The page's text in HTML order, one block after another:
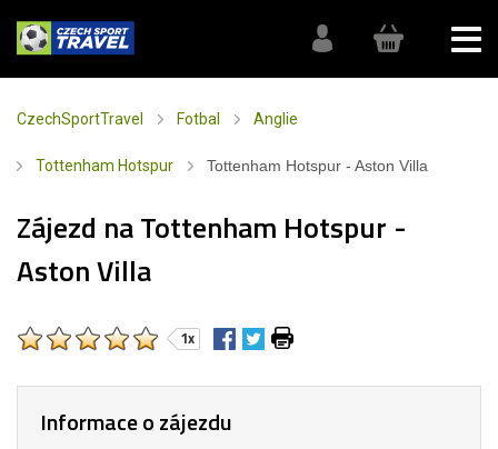
CzechSportTravel Fotbal Anglie
Tottenham Hotspur Tottenham Hotspur - Aston Villa
Zájezd na Tottenham Hotspur -
Aston Villa
1x
Informace o zájezdu